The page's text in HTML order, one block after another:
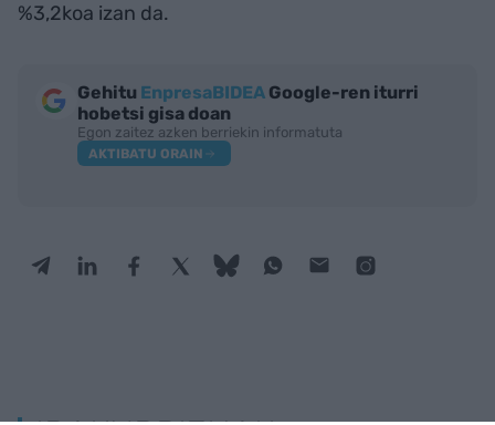
%3,2koa izan da.
Gehitu EnpresaBIDEA Google-ren iturri
hobetsi gisa doan
Egon zaitez azken berriekin informatuta
AKTIBATU ORAIN